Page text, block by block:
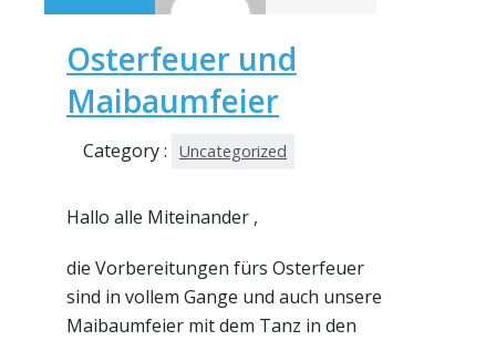
Osterfeuer und
Maibaumfeier
Category : Uncategorized
Hallo alle Miteinander ,
die Vorbereitungen fürs Osterfeuer
sind in vollem Gange und auch unsere
Maibaumfeier mit dem Tanz in den